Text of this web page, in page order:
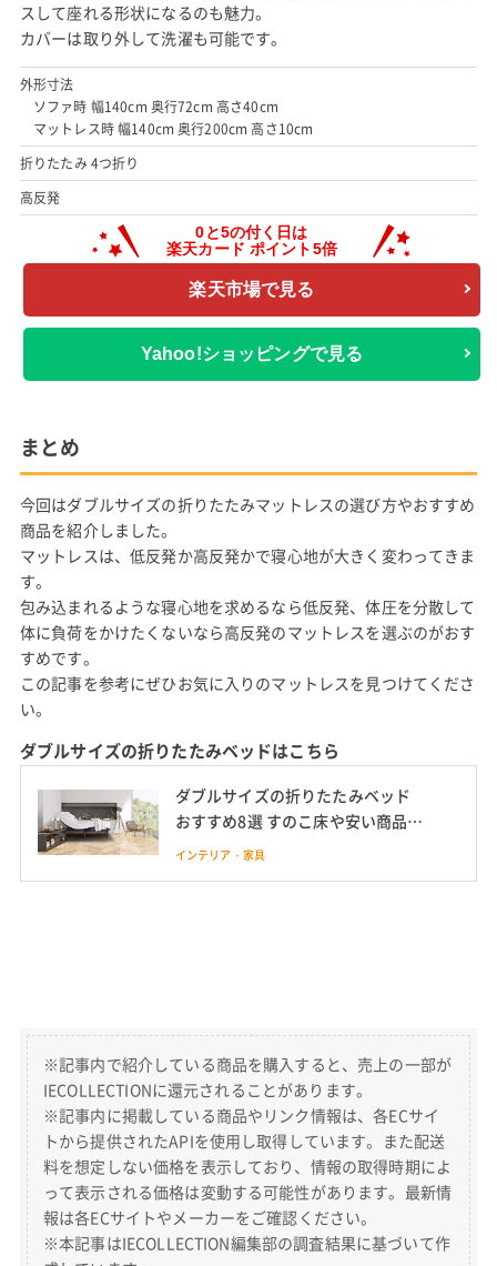
スして座れる形状になるのも魅力。
カバーは取り外して洗濯も可能です。
外形寸法
ソファ時 幅140cm 奥行72cm 高さ40cm
マットレス時 幅140cm 奥行200cm 高さ10cm
折りたたみ 4つ折り
高反発
楽天市場で見る
Yahoo!ショッピングで見る
まとめ
今回はダブルサイズの折りたたみマットレスの選び方やおすすめ
商品を紹介しました。
マットレスは、低反発か高反発かで寝心地が大きく変わってきま
す。
包み込まれるような寝心地を求めるなら低反発、体圧を分散して
体に負荷をかけたくないなら高反発のマットレスを選ぶのがおす
すめです。
この記事を参考にぜひお気に入りのマットレスを見つけてくださ
い。
ダブルサイズの折りたたみベッドはこちら
ダブルサイズの折りたたみベッド
おすすめ8選 すのこ床や安い商品も
紹介
インテリア・家具
※記事内で紹介している商品を購入すると、売上の一部が
IECOLLECTIONに還元されることがあります。
※記事内に掲載している商品やリンク情報は、各ECサイ
トから提供されたAPIを使用し取得しています。また配送
料を想定しない価格を表示しており、情報の取得時期によ
って表示される価格は変動する可能性があります。最新情
報は各ECサイトやメーカーをご確認ください。
※本記事はIECOLLECTION編集部の調査結果に基づいて作